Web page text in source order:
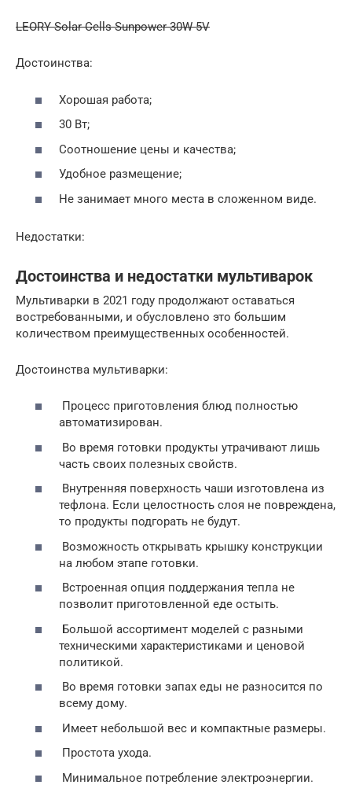
LEORY Solar Cells Sunpower 30W 5V
Достоинства:
Хорошая работа;
30 Вт;
Соотношение цены и качества;
Удобное размещение;
Не занимает много места в сложенном виде.
Недостатки:
Достоинства и недостатки мультиварок
Мультиварки в 2021 году продолжают оставаться
востребованными, и обусловлено это большим
количеством преимущественных особенностей.
Достоинства мультиварки:
Процесс приготовления блюд полностью
автоматизирован.
Во время готовки продукты утрачивают лишь
часть своих полезных свойств.
Внутренняя поверхность чаши изготовлена из
тефлона. Если целостность слоя не повреждена,
то продукты подгорать не будут.
Возможность открывать крышку конструкции
на любом этапе готовки.
Встроенная опция поддержания тепла не
позволит приготовленной еде остыть.
Большой ассортимент моделей с разными
техническими характеристиками и ценовой
политикой.
Во время готовки запах еды не разносится по
всему дому.
Имеет небольшой вес и компактные размеры.
Простота ухода.
Минимальное потребление электроэнергии.